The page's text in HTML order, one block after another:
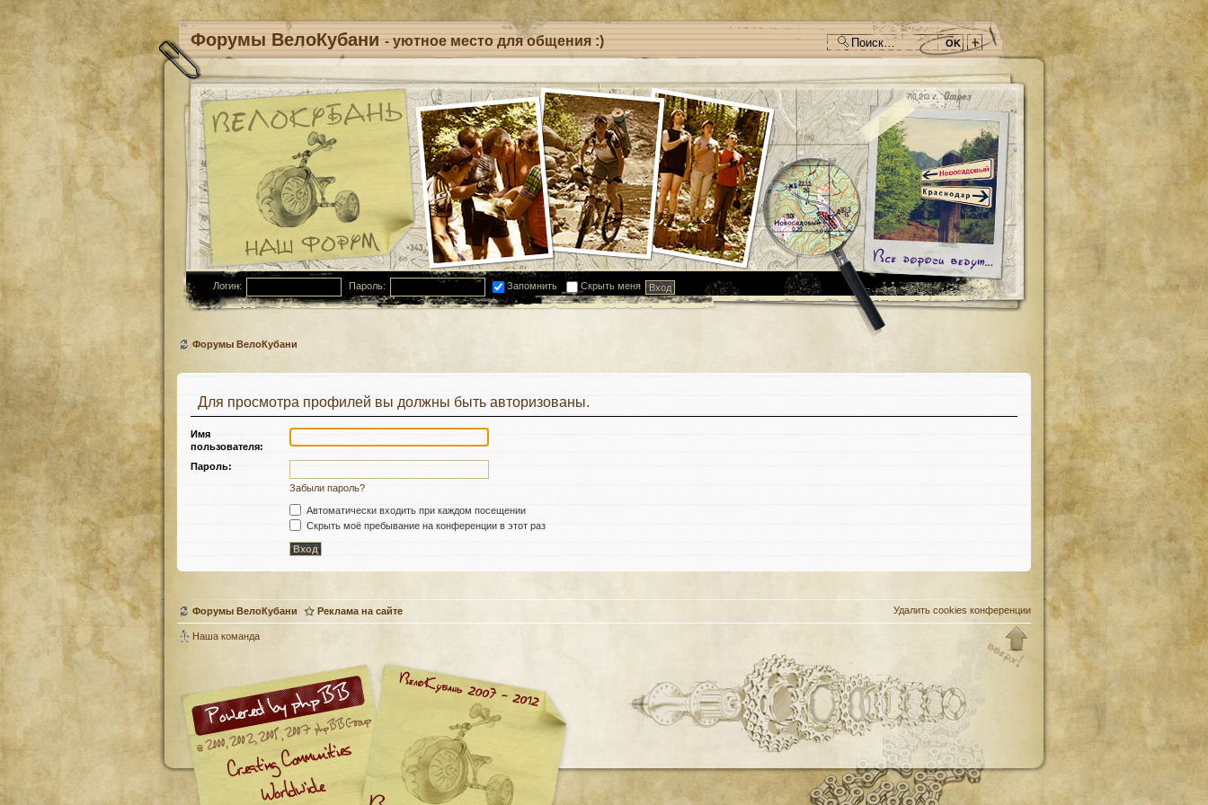
Форумы ВелоКубани - уютное место для общения :)
Логин: Пароль: Запомнить Скрыть меня
Форумы ВелоКубани
Для просмотра профилей вы должны быть авторизованы.
Имя
пользователя:
Пароль:
Забыли пароль?
Автоматически входить при каждом посещении
Скрыть моё пребывание на конференции в этот раз
Форумы ВелоКубани Реклама на сайте Удалить cookies конференции
Наша команда